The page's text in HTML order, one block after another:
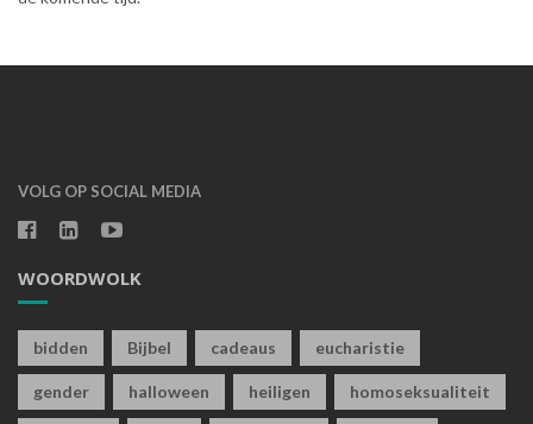
VOLG OP SOCIAL MEDIA
WOORDWOLK
bidden Bijbel cadeaus eucharistie
gender halloween heiligen homoseksualiteit